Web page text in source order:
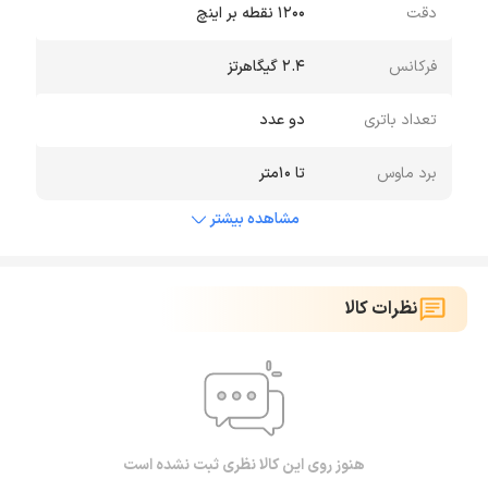
دقت 1200 نقطه بر اینچ
فرکانس 2.4 گیگاهرتز
تعداد باتری دو عدد
برد ماوس
تا 10متر
مشاهده بیشتر
نظرات کالا
هنوز روی این کالا نظری ثبت نشده است